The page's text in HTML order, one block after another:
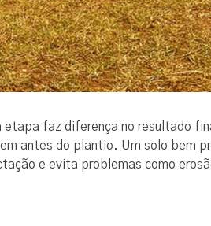
faz diferença no resultado
antes do plantio. Um solo bem
e evita problemas como